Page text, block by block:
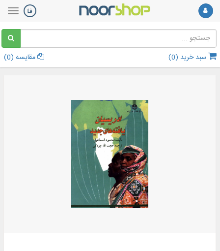
سبد خرید (0
) مقایسه (0
)